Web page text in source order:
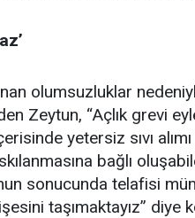
olumsuzluklar
Zeytun, “Açlık grevi
yetersiz sıvı
bağlı
sonucunda telafisi
taşımaktayız” diye